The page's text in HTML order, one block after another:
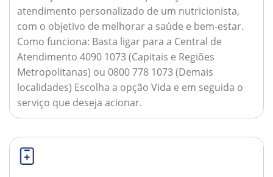
atendimento personalizado de um nutricionista,
com o objetivo de melhorar a saúde e bem-estar.
Como funciona: Basta ligar para a Central de
Atendimento 4090 1073 (Capitais e Regiões
Metropolitanas) ou 0800 778 1073 (Demais
localidades) Escolha a opção Vida e em seguida o
serviço que deseja acionar.